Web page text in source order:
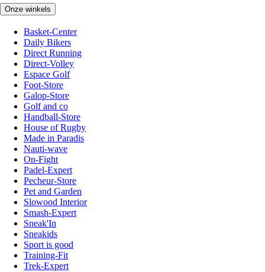
Onze winkels
Basket-Center
Daily Bikers
Direct Running
Direct-Volley
Espace Golf
Foot-Store
Galop-Store
Golf and co
Handball-Store
House of Rugby
Made in Paradis
Nauti-wave
On-Fight
Padel-Expert
Pecheur-Store
Pet and Garden
Slowood Interior
Smash-Expert
Sneak'In
Sneakids
Sport is good
Training-Fit
Trek-Expert